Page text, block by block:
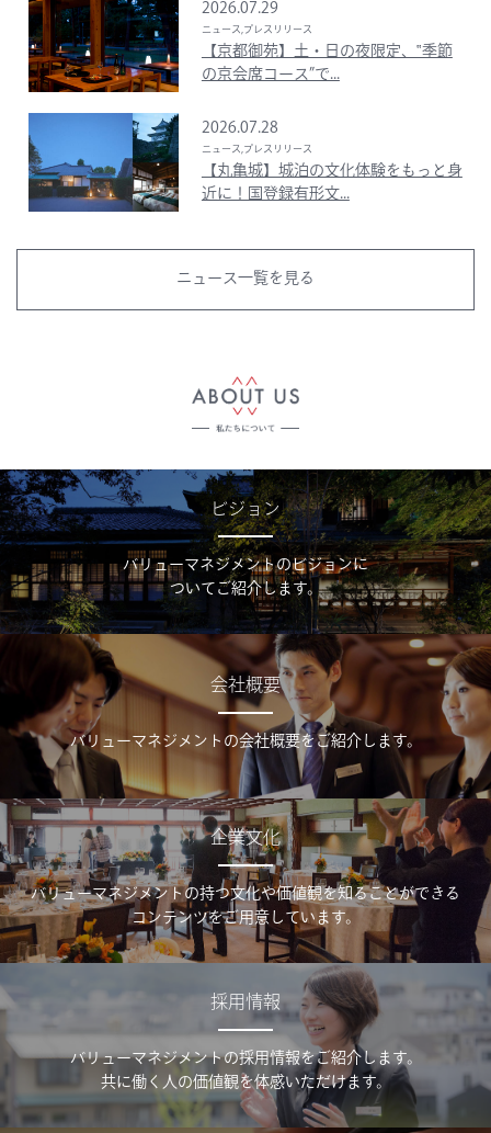
2026.07.29
ニュース,プレスリリース
【京都御苑】土・日の夜限定、‟季節
の京会席コース”で...
2026.07.28
ニュース,プレスリリース
【丸亀城】城泊の文化体験をもっと身
近に！国登録有形文...
ニュース一覧を見る
ビジョン
バリューマネジメントのビジョンに
ついてご紹介します。
会社概要
バリューマネジメントの会社概要をご紹介します。
企業文化
バリューマネジメントの持つ文化や価値観を知ることができる
コンテンツをご用意しています。
採用情報
バリューマネジメントの採用情報をご紹介します。
共に働く人の価値観を体感いただけます。